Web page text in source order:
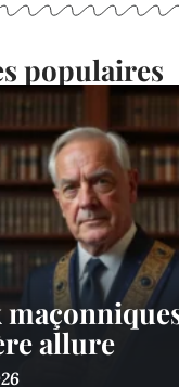
populaires
allure